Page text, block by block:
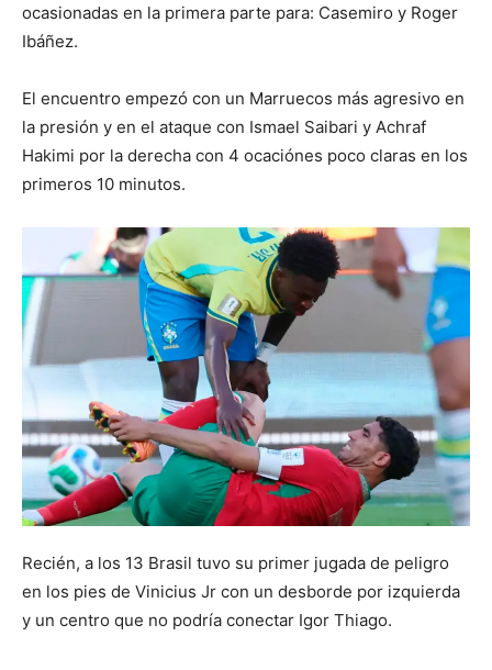
ocasionadas en la primera parte para: Casemiro y Roger
Ibáñez.
El encuentro empezó con un Marruecos más agresivo en
la presión y en el ataque con Ismael Saibari y Achraf
Hakimi por la derecha con 4 ocaciónes poco claras en los
primeros 10 minutos.
Recién, a los 13 Brasil tuvo su primer jugada de peligro
en los pies de Vinicius Jr con un desborde por izquierda
y un centro que no podría conectar Igor Thiago.